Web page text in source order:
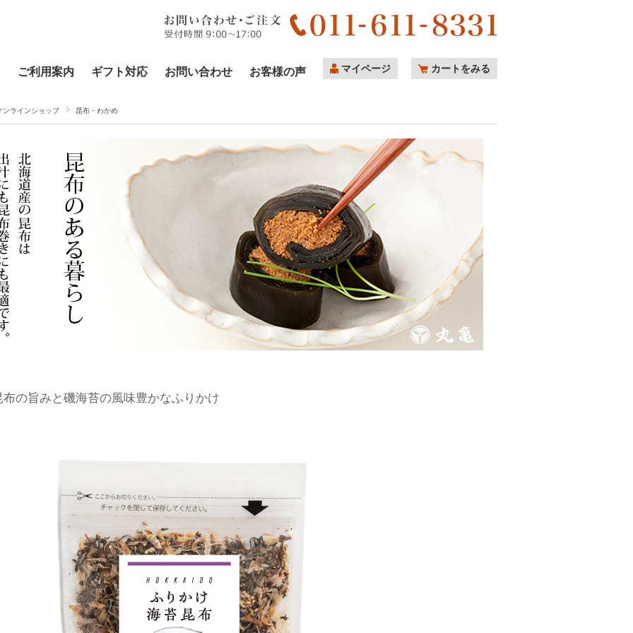
ご利用案内 ギフト対応 お問い合わせ お客様の声 マイページ カートをみる
ンラインショップ 昆布・わかめ
布の旨みと磯海苔の風味豊かなふりかけ